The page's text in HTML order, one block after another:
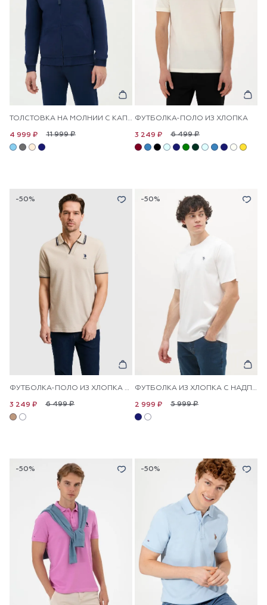
ТОЛСТОВКА НА МОЛНИИ С КАПЮШОНОМ
11 999 ₽
4 999 ₽
ФУТБОЛКА-ПОЛО ИЗ ХЛОПКА
6 499 ₽
3 249 ₽
-50%
ФУТБОЛКА-ПОЛО ИЗ ХЛОПКА С КОНТРАСТНОЙ ОКАНТОВКОЙ
6 499 ₽
3 249 ₽
-50%
ФУТБОЛКА ИЗ ХЛОПКА С НАДПИСЬЮ
5 999 ₽
2 999 ₽
-50% -50%